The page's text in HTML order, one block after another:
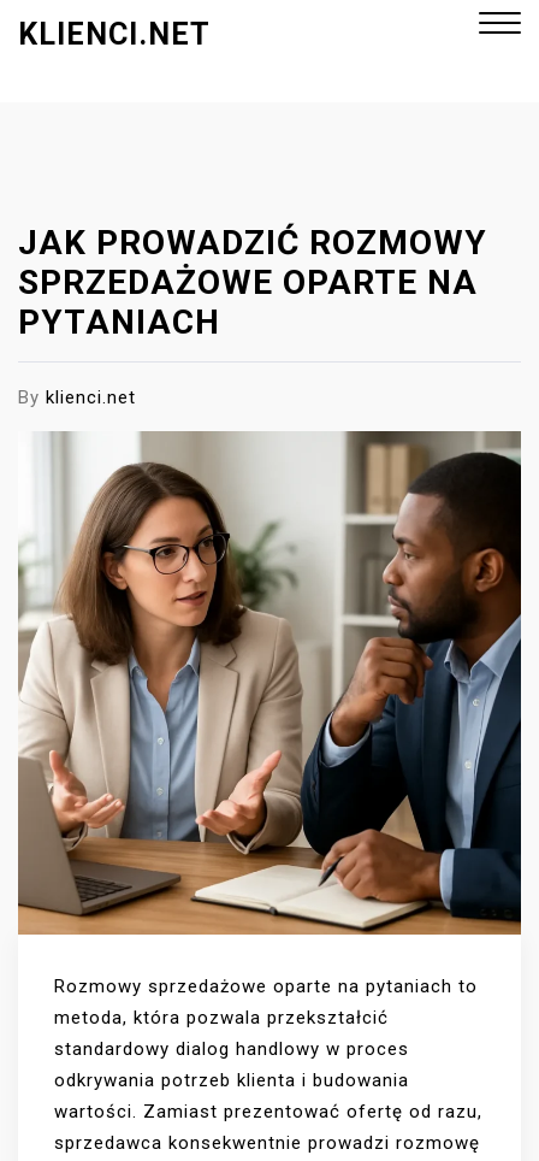
KLIENCI.NET
JAK PROWADZIĆ ROZMOWY
SPRZEDAŻOWE OPARTE NA
PYTANIACH
By klienci.net
Rozmowy sprzedażowe oparte na pytaniach to
metoda, która pozwala przekształcić
standardowy dialog handlowy w proces
odkrywania potrzeb klienta i budowania
wartości. Zamiast prezentować ofertę od razu,
sprzedawca konsekwentnie prowadzi rozmowę